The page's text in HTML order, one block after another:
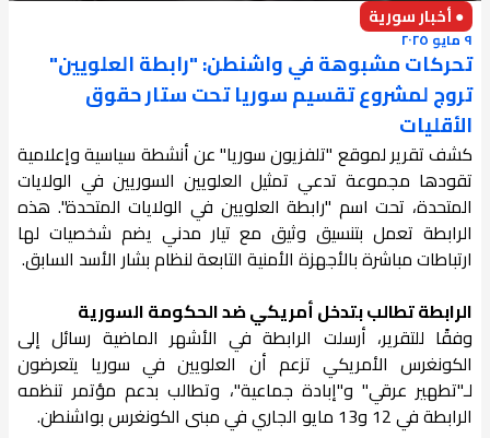
● أخبار سورية
٩ مايو ٢٠٢٥
تحركات مشبوهة في واشنطن: "رابطة العلويين"
تروج لمشروع تقسيم سوريا تحت ستار حقوق
الأقليات
كشف تقرير لموقع "تلفزيون سوريا" عن أنشطة سياسية وإعلامية
تقودها مجموعة تدعي تمثيل العلويين السوريين في الولايات
المتحدة، تحت اسم "رابطة العلويين في الولايات المتحدة". هذه
الرابطة تعمل بتنسيق وثيق مع تيار مدني يضم شخصيات لها
ارتباطات مباشرة بالأجهزة الأمنية التابعة لنظام بشار الأسد السابق.
الرابطة تطالب بتدخل أمريكي ضد الحكومة السورية
وفقًا للتقرير، أرسلت الرابطة في الأشهر الماضية رسائل إلى
الكونغرس الأمريكي تزعم أن العلويين في سوريا يتعرضون
لـ"تطهير عرقي" و"إبادة جماعية"، وتطالب بدعم مؤتمر تنظمه
الرابطة في 12 و13 مايو الجاري في مبنى الكونغرس بواشنطن.